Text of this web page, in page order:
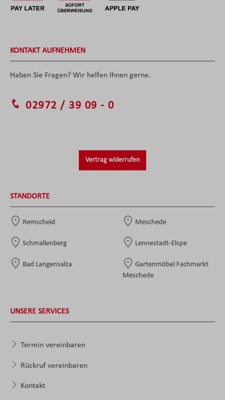
KONTAKT AUFNEHMEN
Haben Sie Fragen? Wir helfen Ihnen gerne.
02972 / 39 09 - 0
Vertrag widerrufen
STANDORTE
Remscheid Meschede
Schmallenberg Lennestadt-Elspe
Bad Langensalza
Gartenmöbel Fachmarkt
Meschede
UNSERE SERVICES
Termin vereinbaren
Rückruf vereinbaren
Kontakt